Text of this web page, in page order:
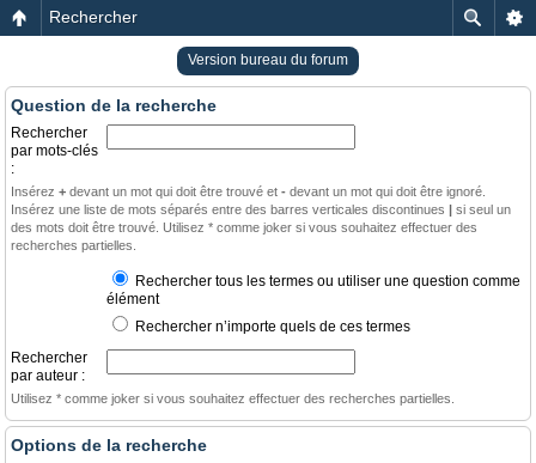
Rechercher
Version bureau du forum
Question de la recherche
Rechercher
par mots-clés
:
Insérez + devant un mot qui doit être trouvé et - devant un mot qui doit être ignoré.
Insérez une liste de mots séparés entre des barres verticales discontinues | si seul un
des mots doit être trouvé. Utilisez * comme joker si vous souhaitez effectuer des
recherches partielles.
Rechercher tous les termes ou utiliser une question comme
élément
Rechercher n’importe quels de ces termes
Rechercher
par auteur :
Utilisez * comme joker si vous souhaitez effectuer des recherches partielles.
Options de la recherche